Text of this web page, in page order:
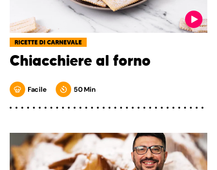
RICETTE DI CARNEVALE
Chiacchiere al forno
Facile 50 Min